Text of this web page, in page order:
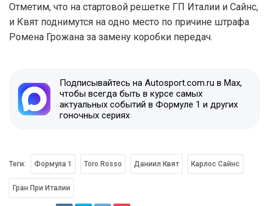
Отметим, что на стартовой решетке ГП Италии и Сайнс,
и Квят поднимутся на одно место по причине штрафа
Ромена Грожана за замену коробки передач.
Подписывайтесь на Autosport.com.ru в Max,
чтобы всегда быть в курсе самых
актуальных событий в Формуле 1 и других
гоночных сериях
Теги: Формула 1 Toro Rosso Даниил Квят Карлос Сайнс
Гран При Италии